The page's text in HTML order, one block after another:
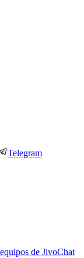
Telegram
de JivoChat